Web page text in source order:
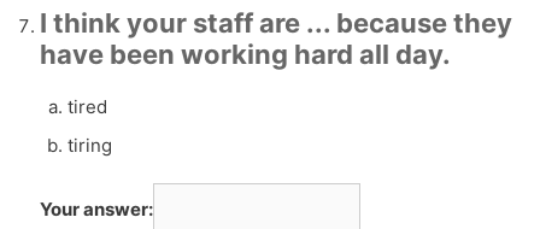
I think your staff are ... because they
have been working hard all day.
tired
tiring
Your answer: